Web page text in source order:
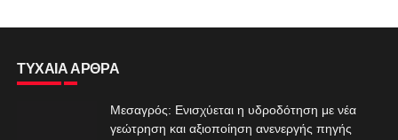
ΤΥΧΑΙΑ ΑΡΘΡΑ
Μεσαγρός: Ενισχύεται η υδροδότηση με νέα
γεώτρηση και αξιοποίηση ανενεργής πηγής